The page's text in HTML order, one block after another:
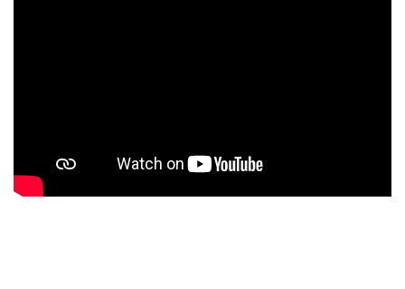
Participação de Mesas
CIÊNCIA